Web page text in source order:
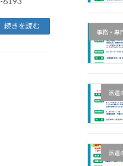
続きを読む
事務・専
派遣
派遣